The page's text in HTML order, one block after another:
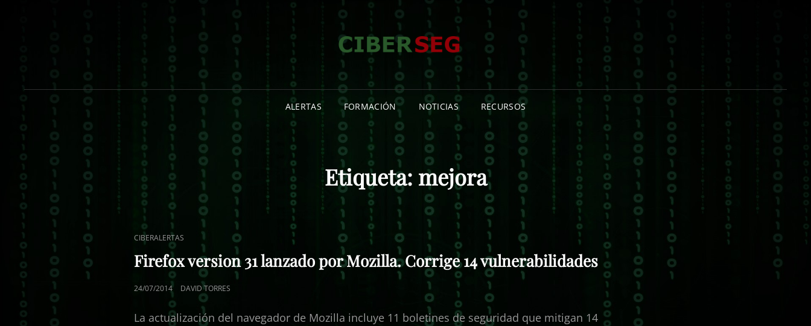
CIBERSEG
NOTICIAS, ALERTAS, FORMACIÓN Y RECURSOS DE
CIBERSEGURIDAD. CIBERSEG , LA SEGURIDAD DE LA
INFORMACIÓN ES ASUNTO DE TODOS. ESPAÑA –
ISLAS CANARIAS.
ALERTAS FORMACIÓN NOTICIAS RECURSOS
Etiqueta: mejora
ENLACES
DE
CATEGORÍAS
CIBERALERTAS
Firefox version 31 lanzado por Mozilla. Corrige 14 vulnerabilidades
PUBLICADO
24/07/2014 DAVID TORRES
La actualización del navegador de Mozilla incluye 11 boletines de seguridad que mitigan 14